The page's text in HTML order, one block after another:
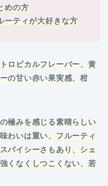
めの方
ーティが大好きな方
ロピカルフレーバー、黄
の甘い赤い果実感、柑
極みを感じる素晴らしい
わいは重い、フルーティ
パイシーさもあり、シェ
くなくしつこくない、若